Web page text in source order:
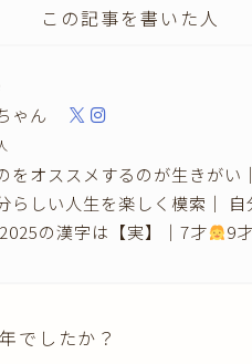
この記事を書いた人
ゃん
をオススメするのが生きがい
らしい人生を楽しく模索｜
の漢字は【実】｜7才
9才
でしたか？